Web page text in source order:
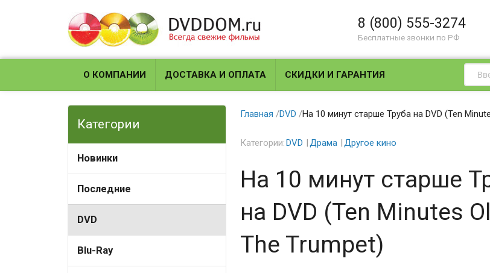
8 (800) 555-3274
Бесплатные звонки по РФ
О КОМПАНИИ ДОСТАВКА И ОПЛАТА СКИДКИ И ГАРАНТИЯ
Категории
Новинки
Последние
DVD
Blu-Ray
Главная /DVD /На 10 минут старше Труба на DVD (Ten
Категории:DVD Драма Другое кино
На 10 минут старше
на DVD (Ten Minutes
The Trumpet)